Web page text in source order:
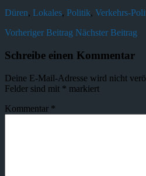
Düren, Lokales, Politik, Verkehrs-
Vorheriger Beitrag Nächster Beitrag
Schreibe einen Kommentar
Deine E-Mail-Adresse wird nicht
Felder sind mit * markiert
Kommentar *